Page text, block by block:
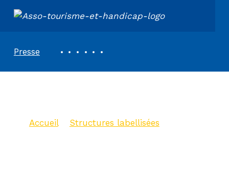
ASSOCIATION TOURISME ET HANDICAPS
Presse
Accueil> Structures labellisées